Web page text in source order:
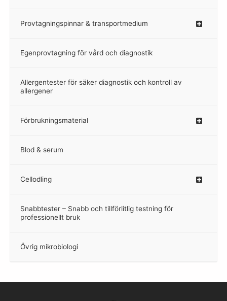
Provtagningspinnar & transportmedium
–
Egenprovtagning för vård och diagnostik
–
Allergentester för säker diagnostik och kontroll av
allergener
–
Förbrukningsmaterial
Blod & serum
Cellodling
–
Snabbtester – Snabb och tillförlitlig testning för
professionellt bruk
–
Övrig mikrobiologi
–